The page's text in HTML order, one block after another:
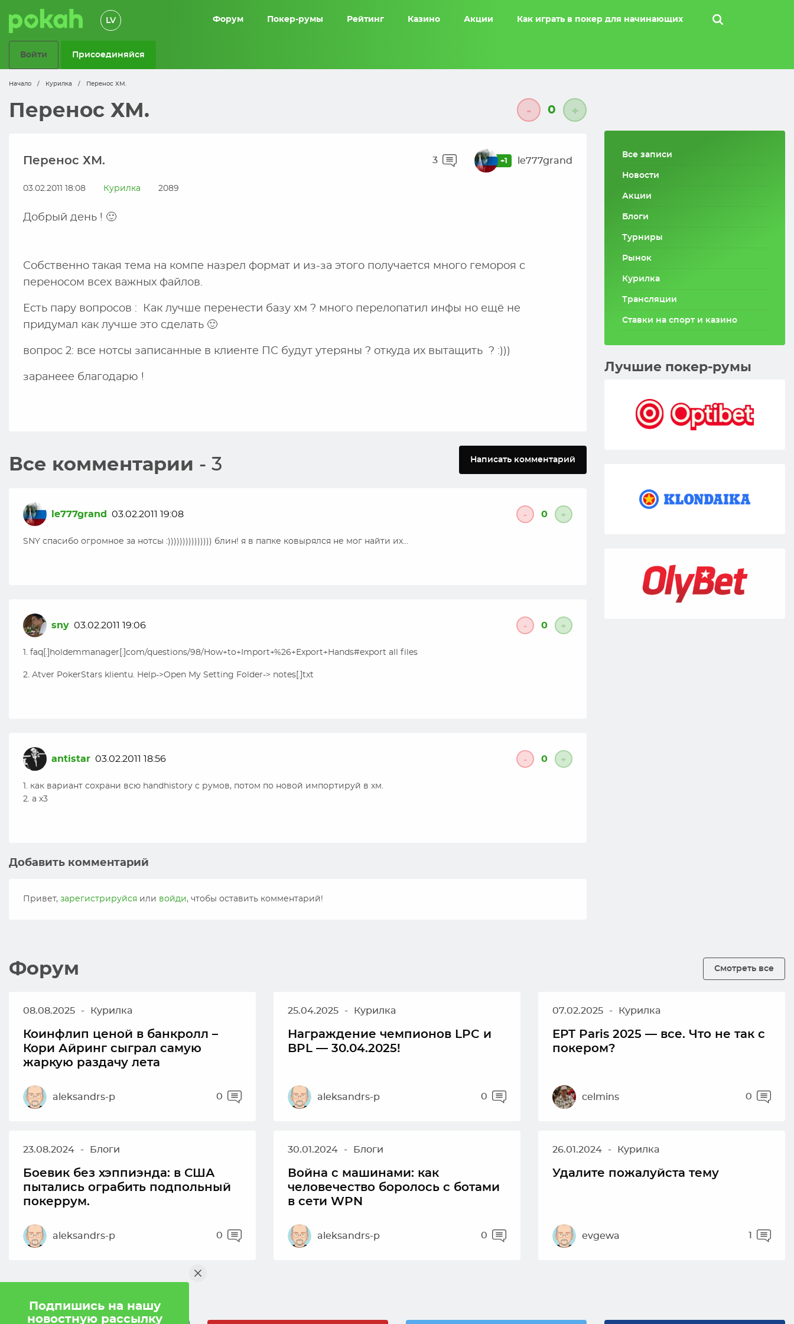
LV Форум Покер-румы Рейтинг Казино Акции Как играть в покер для начинающих
Войти Присоединяйся
Начало / Курилка / Перенос ХМ.
Перенос ХМ. - 0 +
Перенос ХМ. 3 +1 le777grand
03.02.2011 18:08 Курилка 2089
Добрый день ! 🙂
Собственно такая тема на компе назрел формат и из-за этого получается много гемороя с
переносом всех важных файлов.
Есть пару вопросов : Как лучше перенести базу хм ? много перелопатил инфы но ещё не
придумал как лучше это сделать 🙂
вопрос 2: все нотсы записанные в клиенте ПС будут утеряны ? откуда их вытащить ? :)))
заранеее благодарю !
Все комментарии - 3 Написать комментарий
le777grand 03.02.2011 19:08 - 0 +
SNY спасибо огромное за нотсы :))))))))))))))) блин! я в папке ковырялся не мог найти их…
sny 03.02.2011 19:06 - 0 +
1. faq[.]holdemmanager[.]com/questions/98/How+to+Import+%26+Export+Hands#export all files
2. Atver PokerStars klientu. Help->Open My Setting Folder-> notes[.]txt
antistar 03.02.2011 18:56 - 0 +
1. как вариант сохрани всю handhistory c румов, потом по новой импортируй в хм.
2. а х3
Добавить комментарий
Привет, зарегистрируйся или войди, чтобы оставить комментарий!
Все записи
Новости
Акции
Блоги
Турниры
Рынок
Курилка
Трансляции
Ставки на спорт и казино
Лучшие покер-румы
Форум Смотреть все
08.08.2025 - Курилка
Коинфлип ценой в банкролл –
Кори Айринг сыграл самую
жаркую раздачу лета
aleksandrs-p 0
25.04.2025 - Курилка
Награждение чемпионов LPC и
BPL — 30.04.2025!
aleksandrs-p 0
07.02.2025 - Курилка
EPT Paris 2025 — все. Что не так с
покером?
celmins 0
23.08.2024 - Блоги
Боевик без хэппиэнда: в США
пытались ограбить подпольный
покеррум.
aleksandrs-p 0
30.01.2024 - Блоги
Война с машинами: как
человечество боролось с ботами
в сети WPN
aleksandrs-p 0
26.01.2024 - Курилка
Удалите пожалуйста тему
evgewa 1
Мы в социальных сетях
Подпишись на нашу
новостную рассылку